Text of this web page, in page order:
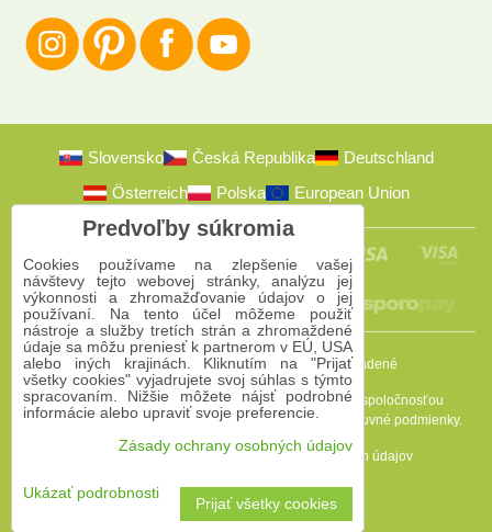
Slovensko Česká Republika
Deutschland
Österreich
Polska European Union
2009-2026 © Bomba s.r.o.Všetky práva vyhradené
Táto stránka je chránená programom reCAPTCHA a spoločnosťou
Google. PlatiaPravidlá ochrany osobných údajov Zmluvné podmienky.
Predvoľby súkromia
Zásady ochrany osobných údajov
Vytvorené pomocou:BiznisWeb.sk
Predvoľby súkromia
Cookies používame na zlepšenie vašej
návštevy tejto webovej stránky, analýzu jej
výkonnosti a zhromažďovanie údajov o jej
používaní. Na tento účel môžeme použiť
nástroje a služby tretích strán a zhromaždené
údaje sa môžu preniesť k partnerom v EÚ, USA
alebo iných krajinách. Kliknutím na "Prijať
všetky cookies" vyjadrujete svoj súhlas s týmto
spracovaním. Nižšie môžete nájsť podrobné
informácie alebo upraviť svoje preferencie.
Zásady ochrany osobných údajov
Ukázať podrobnosti
Prijať všetky cookies